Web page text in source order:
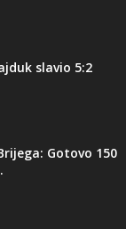
slavio 5:2
Gotovo 150